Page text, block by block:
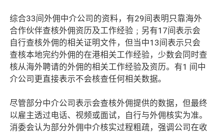
综合33间外佣中介公司的资料，有29间表明只靠海外
合作伙伴查核外佣资历及工作经验﹔另有17间表示会
自行查核外佣的相关证明文件，但当中13间表示只会
查核本地完约外佣的在港相关工作经验，少数会同时查
核从海外聘请的外佣的相关工作经验及资历。有1 间中
介公司更直接表示不会核查任何相关数据。
尽管部分中介公司表示会查核外佣提供的数据，但最终
以雇主透过电话、视频或面试，自行与外佣核实为准。
消委会认为部分外佣中介核实过程粗疏，强调公司在收